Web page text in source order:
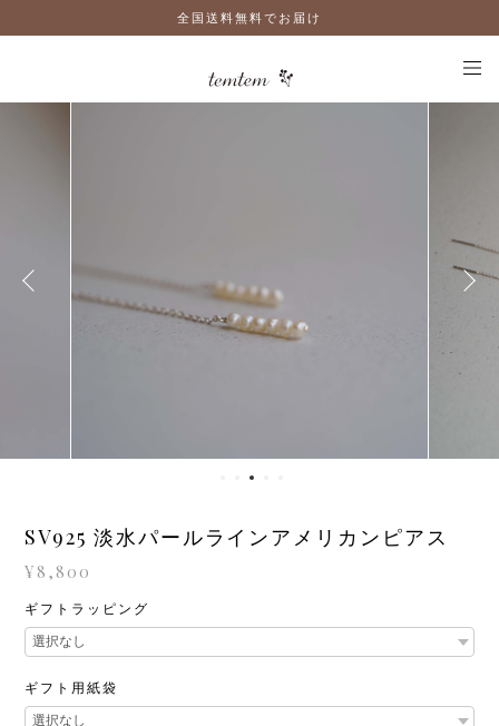
全国送料無料でお届け
SV925 淡水パールラインアメリカンピアス
¥8,800
ギフトラッピング
ギフト用紙袋